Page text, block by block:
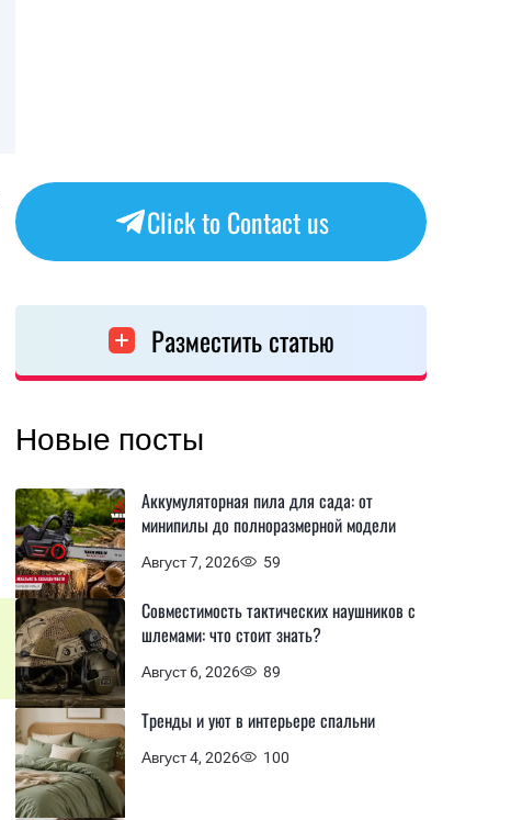
Click to Contact us
Разместить статью
Новые посты
Август 7, 2026 59
Аккумуляторная пила для сада: от
минипилы до полноразмерной модели
Август 6, 2026 89
Совместимость тактических наушников с
шлемами: что стоит знать?
Август 4, 2026 100
Тренды и уют в интерьере спальни